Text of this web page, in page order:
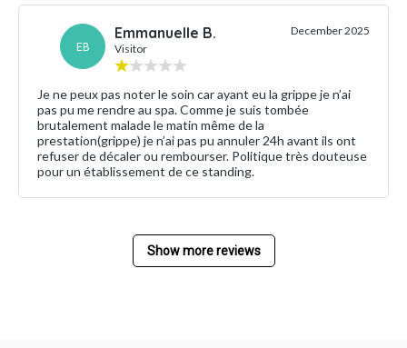
EB
Emmanuelle B.
Visitor
December 2025
Je ne peux pas noter le soin car ayant eu la grippe je n’ai
pas pu me rendre au spa. Comme je suis tombée
brutalement malade le matin même de la
prestation(grippe) je n’ai pas pu annuler 24h avant ils ont
refuser de décaler ou rembourser. Politique très douteuse
pour un établissement de ce standing.
Show more reviews